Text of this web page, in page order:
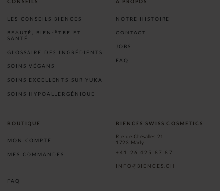
CONSEILS
LES CONSEILS BIENCES
BEAUTÉ, BIEN-ÊTRE ET
SANTÉ
GLOSSAIRE DES INGRÉDIENTS
SOINS VÉGANS
SOINS EXCELLENTS SUR YUKA
SOINS HYPOALLERGÉNIQUE
A PROPOS
NOTRE HISTOIRE
CONTACT
JOBS
FAQ
BOUTIQUE
MON COMPTE
MES COMMANDES
FAQ
BIENCES SWISS COSMETICS
Rte de Chésalles 21
1723 Marly
+41 26 425 87 87
INFO@BIENCES.CH